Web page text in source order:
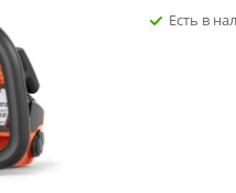
Есть в